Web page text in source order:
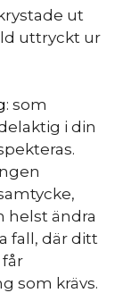
ut
uttryckt ur
: som
i din
helst ändra
fall, där ditt
får
som krävs.